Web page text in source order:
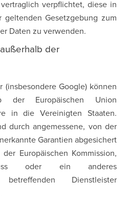
verpflichtet, diese in
geltenden Gesetzgebung zum
Daten zu verwenden.
der
(insbesondere Google) können
der Europäischen Union
in die Vereinigten Staaten.
durch angemessene, von der
Garantien abgesichert
der Europäischen Kommission,
oder ein anderes
Dienstleister